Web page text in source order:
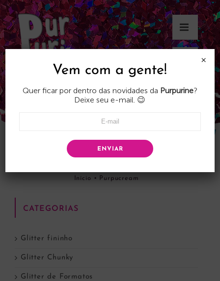
Skip
to
content
Início • Purpucream
CATEGORIAS
Glitter fininho
Glitter Chunky
Glitter de Formatos
Vem com a gente!
Quer ficar por dentro das novidades da Purpurine?
Deixe seu e-mail. 😉
ENVIAR
×